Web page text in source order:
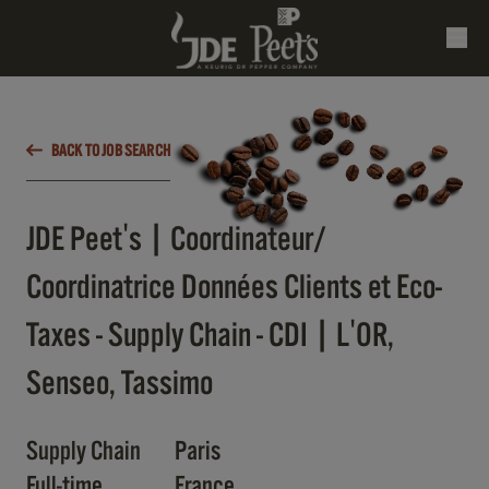
BACK TO JOB SEARCH
JDE Peet's | Coordinateur/
Coordinatrice Données Clients et Eco-
Taxes - Supply Chain - CDI | L'OR,
Senseo, Tassimo
Supply Chain
Paris